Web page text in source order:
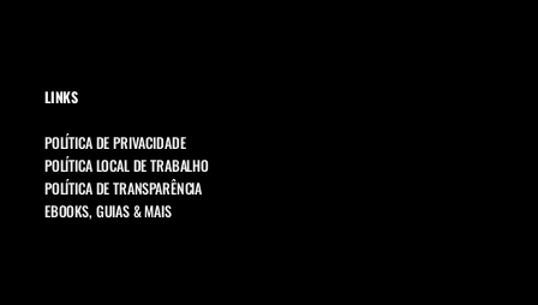
LINKS
POLÍTICA DE PRIVACIDADE
POLÍTICA LOCAL DE TRABALHO
POLÍTICA DE TRANSPARÊNCIA
EBOOKS, GUIAS & MAIS